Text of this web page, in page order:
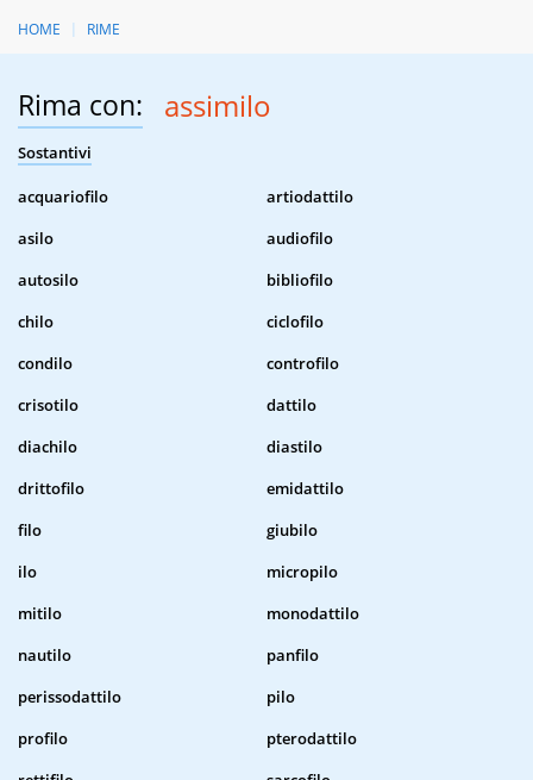
HOME RIME
Rima con: assimilo
Sostantivi
acquariofilo
artiodattilo
asilo
audiofilo
autosilo
bibliofilo
chilo
ciclofilo
condilo
controfilo
crisotilo
dattilo
diachilo
diastilo
drittofilo
emidattilo
filo
giubilo
ilo
micropilo
mitilo
monodattilo
nautilo
panfilo
perissodattilo
pilo
profilo
pterodattilo